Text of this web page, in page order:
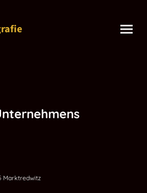
Marktredwitz